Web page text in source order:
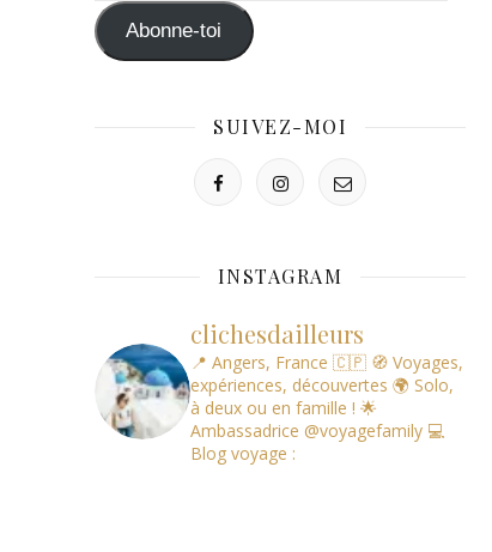
mail Abonne-toi
SUIVEZ-MOI
INSTAGRAM
clichesdailleurs
📍 Angers, France 🇨🇵 🧭 Voyages,
expériences, découvertes 🌍 Solo,
à deux ou en famille ! 🌟
Ambassadrice @voyagefamily 💻
Blog voyage :